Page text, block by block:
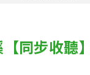
同步收聽